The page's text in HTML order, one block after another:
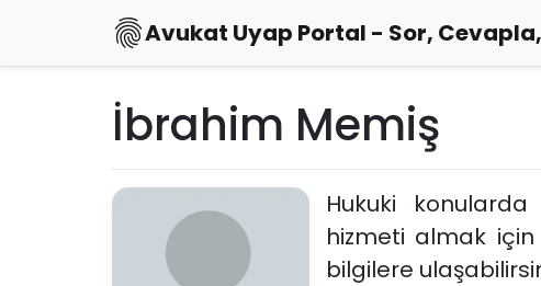
Avukat Uyap Portal - Sor,
İbrahim Memiş
Hukuki
hizmeti almak için
bilgilere